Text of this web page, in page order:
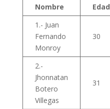
Nombre Edad
1.- Juan
Fernando
Monroy
30
2.-
Jhonnatan
Botero
Villegas
31